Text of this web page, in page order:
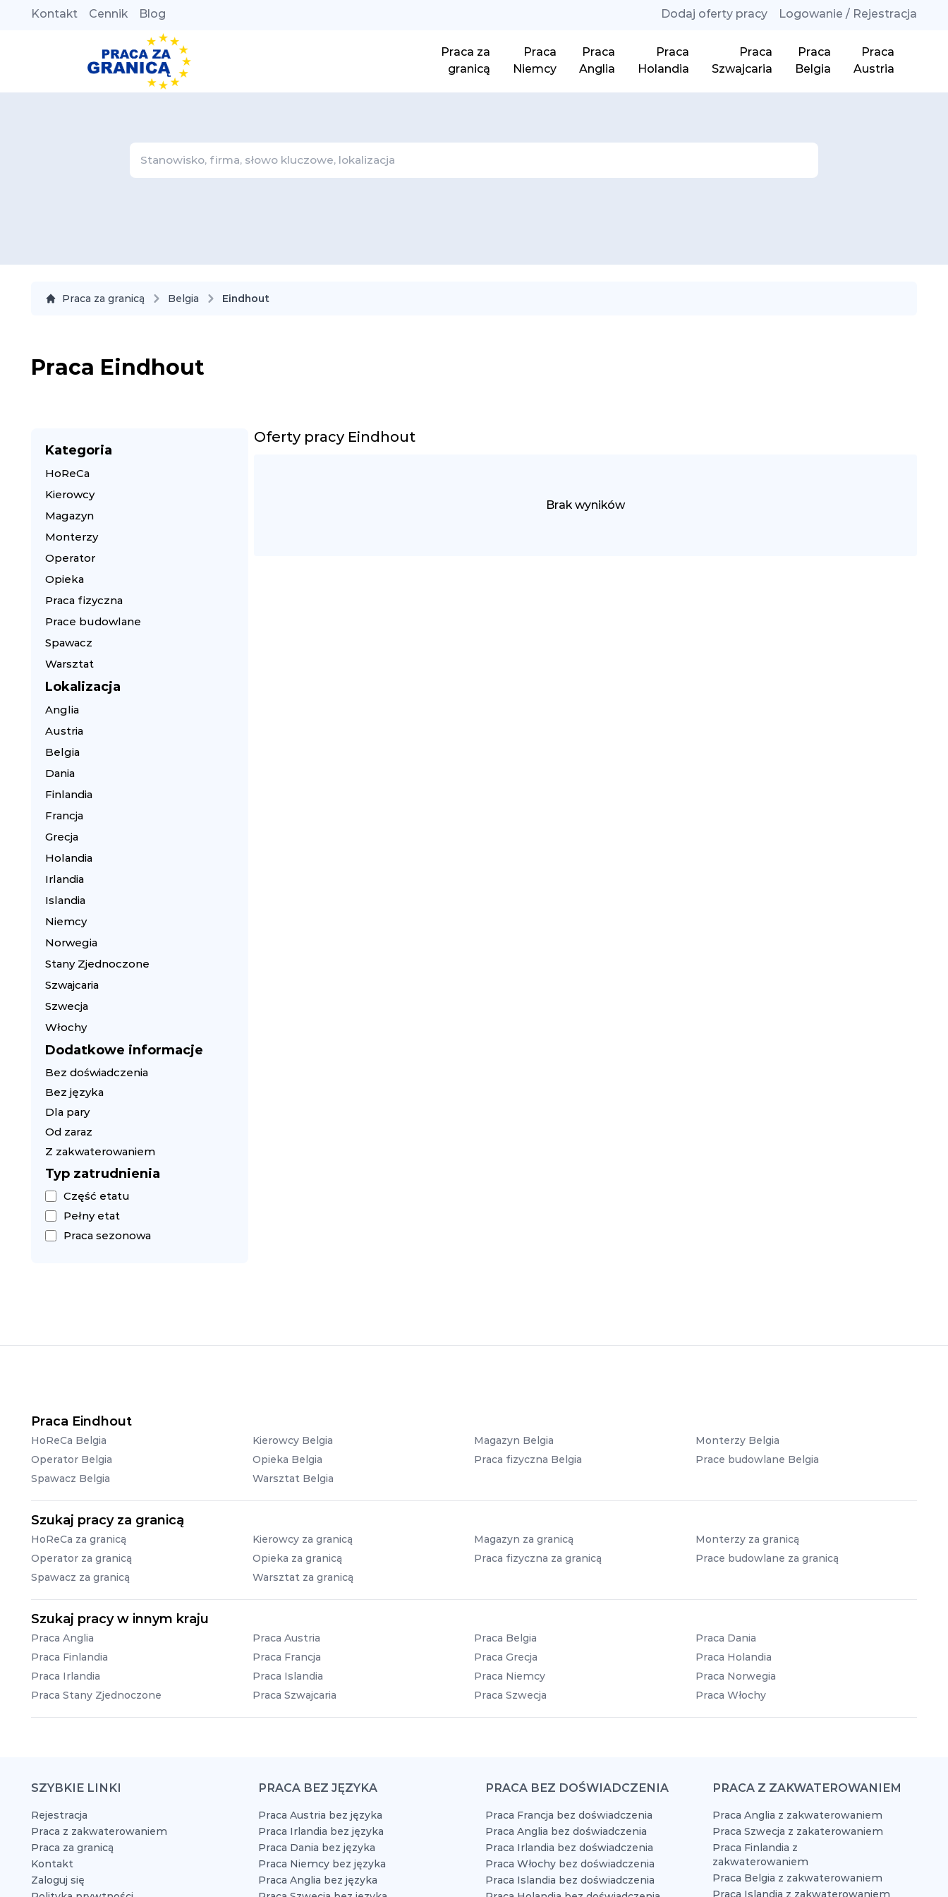
Kontakt Cennik Blog Dodaj oferty pracy Logowanie / Rejestracja
Praca za
granicą
Praca
Niemcy
Praca
Anglia
Praca
Holandia
Praca
Szwajcaria
Praca
Belgia
Praca
Austria
Praca za granicą Belgia Eindhout
Praca Eindhout
Kategoria
HoReCa
Kierowcy
Magazyn
Monterzy
Operator
Opieka
Praca fizyczna
Prace budowlane
Spawacz
Warsztat
Lokalizacja
Anglia
Austria
Belgia
Dania
Finlandia
Francja
Grecja
Holandia
Irlandia
Islandia
Niemcy
Norwegia
Stany Zjednoczone
Szwajcaria
Szwecja
Włochy
Dodatkowe informacje
Bez doświadczenia
Bez języka
Dla pary
Od zaraz
Z zakwaterowaniem
Typ zatrudnienia
Część etatu
Pełny etat
Praca sezonowa
Oferty pracy Eindhout
Brak wyników
Praca Eindhout
HoReCa Belgia Kierowcy Belgia Magazyn Belgia
Monterzy Belgia
Operator Belgia
Opieka Belgia Praca fizyczna Belgia
Prace budowlane Belgia
Spawacz Belgia
Warsztat Belgia
Szukaj pracy za granicą
HoReCa za granicą Kierowcy za granicą Magazyn za granicą
Monterzy za granicą
Operator za granicą
Opieka za granicą Praca fizyczna za granicą
Prace budowlane za granicą
Spawacz za granicą
Warsztat za granicą
Szukaj pracy w innym kraju
Praca Anglia Praca Austria Praca Belgia
Praca Dania
Praca Finlandia
Praca Francja Praca Grecja
Praca Holandia
Praca Irlandia
Praca Islandia Praca Niemcy
Praca Norwegia
Praca Stany Zjednoczone
Praca Szwajcaria Praca Szwecja Praca Włochy
SZYBKIE LINKI
Rejestracja
Praca z zakwaterowaniem
Praca za granicą
Kontakt
Zaloguj się
PRACA BEZ JĘZYKA
Praca Austria bez języka
Praca Irlandia bez języka
Praca Dania bez języka
Praca Niemcy bez języka
Praca Anglia bez języka
PRACA BEZ DOŚWIADCZENIA
Praca Francja bez doświadczenia
Praca Anglia bez doświadczenia
Praca Irlandia bez doświadczenia
Praca Włochy bez doświadczenia
Praca Islandia bez doświadczenia
PRACA Z ZAKWATEROWANIEM
Praca Anglia z zakwaterowaniem
Praca Szwecja z zakaterowaniem
Praca Finlandia z
zakwaterowaniem
Praca Belgia z zakwaterowaniem
Praca Islandia z zakwaterowaniem